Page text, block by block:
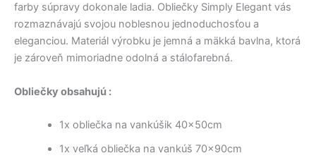
farby súpravy dokonale ladia. Obliečky Simply Elegant vás
rozmaznávajú svojou noblesnou jednoduchosťou a
eleganciou. Materiál výrobku je jemná a mäkká bavlna, ktorá
je zároveň mimoriadne odolná a stálofarebná.
Obliečky obsahujú :
1x obliečka na vankúšik 40x50cm
1x veľká obliečka na vankúš 70x90cm